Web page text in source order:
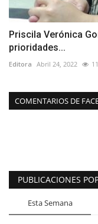
Priscila Verónica
prioridades...
Editora Abril 24, 2022
COMENTARIOS DE
PUBLICACIONES
Esta Semana